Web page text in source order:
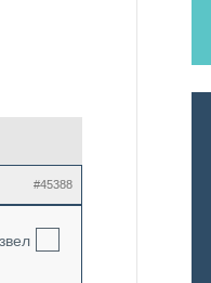
#45388